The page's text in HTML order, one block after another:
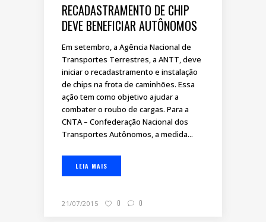
RECADASTRAMENTO DE CHIP
DEVE BENEFICIAR AUTÔNOMOS
Em setembro, a Agência Nacional de
Transportes Terrestres, a ANTT, deve
iniciar o recadastramento e instalação
de chips na frota de caminhões. Essa
ação tem como objetivo ajudar a
combater o roubo de cargas. Para a
CNTA – Confederação Nacional dos
Transportes Autônomos, a medida...
LEIA MAIS
21/07/2015 0 0